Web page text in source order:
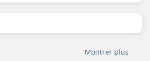
Montrer plus